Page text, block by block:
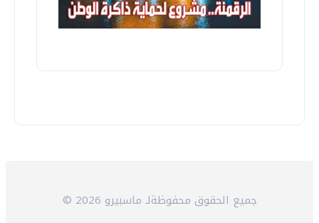
© 2026 جميع الحقوق محفوظةلـ ماسبيرو